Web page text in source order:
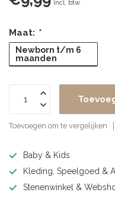
Incl. btw
Maat: *
Newborn t/m 6
maanden
Toevoegen om te vergelijken
Baby & Kids
Kleding, Speelgoed &
Stenenwinkel &